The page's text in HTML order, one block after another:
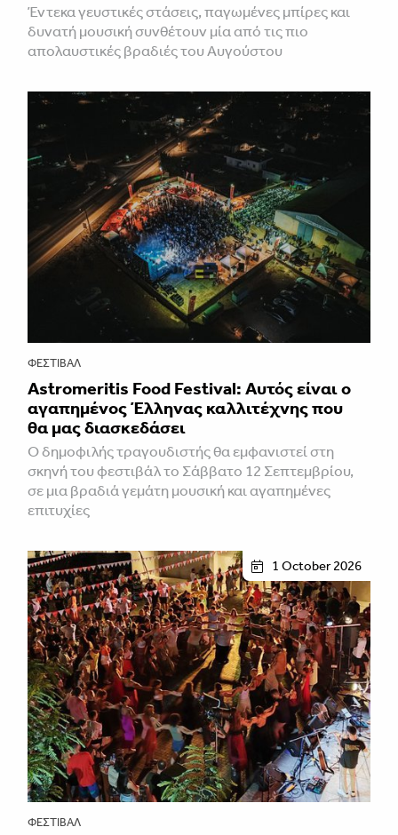
Έντεκα γευστικές στάσεις, παγωμένες μπίρες και
δυνατή μουσική συνθέτουν μία από τις πιο
απολαυστικές βραδιές του Αυγούστου
ΦΕΣΤΙΒΑΛ
Astromeritis Food Festival: Αυτός είναι ο
αγαπημένος Έλληνας καλλιτέχνης που
θα μας διασκεδάσει
Ο δημοφιλής τραγουδιστής θα εμφανιστεί στη
σκηνή του φεστιβάλ το Σάββατο 12 Σεπτεμβρίου,
σε μια βραδιά γεμάτη μουσική και αγαπημένες
επιτυχίες
1 October 2026
ΦΕΣΤΙΒΑΛ